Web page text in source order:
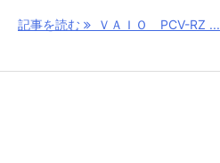
記事を読む ＶＡＩＯ PCV-RZ ...